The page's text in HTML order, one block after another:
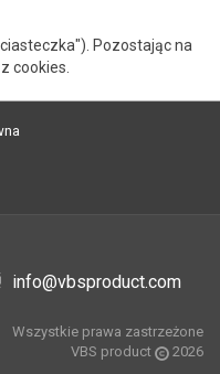
Pozostając na
cookies.
info@vbsproduct.com
Wszystkie prawa zastrzeżone
VBS product
2026